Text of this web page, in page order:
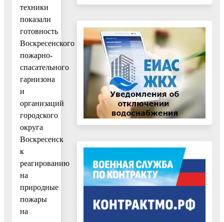
техники
показали
готовность
Воскресенского
пожарно-
спасательного
гарнизона
и
организаций
городского
округа
Воскресенск
к
реагированию
на
природные
пожары
на